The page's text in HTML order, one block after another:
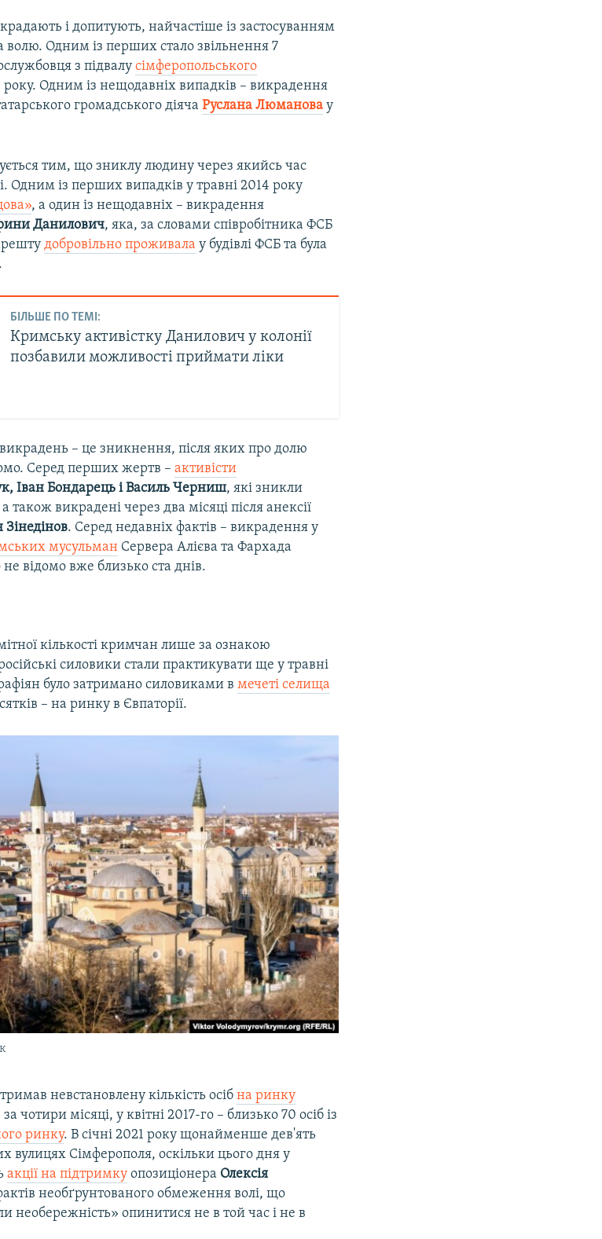
і допитують, найчастіше із застосуванням
волю. Одним із перших стало звільнення 7
з підвалусімферопольського
року. Одним із нещодавніх випадків – викрадення
громадського діячаРуслана Люманова у
тим, що зниклу людину через якийсь час
Одним із перших випадків у травні 2014 року
, а один із нещодавніх – викрадення
Данилович, яка, за словами співробітника ФСБ
добровільно проживала у будівлі ФСБ та була
БІЛЬШЕ ПО ТЕМІ:
Кримську активістку Данилович у колонії
позбавили можливості приймати ліки
– це зникнення, після яких про долю
Серед перших жертв –активісти
Іван Бондарець і Василь Черниш, які зникли
також викрадені через два місяці після анексії
. Серед недавніх фактів – викрадення у
мусульман Сервера Алієва та Фархада
відомо вже близько ста днів.
кількості кримчан лише за ознакою
силовики стали практикувати ще у травні
було затримано силовиками вмечеті селища
– на ринку в Євпаторії.
невстановлену кількість осібна ринку
чотири місяці, у квітні 2017-го – близько 70 осіб із
ринку. В січні 2021 року щонайменше дев'ять
вулицях Сімферополя, оскільки цього дня у
акції на підтримку опозиціонера Олексія
необґрунтованого обмеження волі, що
необережність» опинитися не в той час і не в